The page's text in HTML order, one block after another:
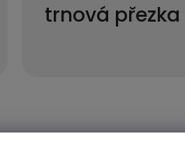
trnová přezka